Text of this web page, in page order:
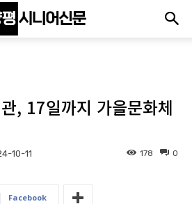
, 17일까지 가을문화체
10-11 0
178
Facebook